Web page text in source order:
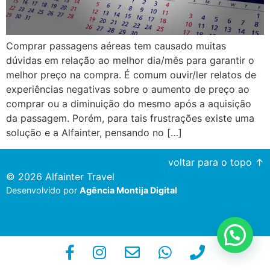
Comprar passagens aéreas tem causado muitas
dúvidas em relação ao melhor dia/mês para garantir o
melhor preço na compra. É comum ouvir/ler relatos de
experiências negativas sobre o aumento de preço ao
comprar ou a diminuição do mesmo após a aquisição
da passagem. Porém, para tais frustrações existe uma
solução e a Alfainter, pensando no […]
voltar para o topo ↑
© 2026 Alfainter Travel
Desenvolvido por Agência Montija Digital